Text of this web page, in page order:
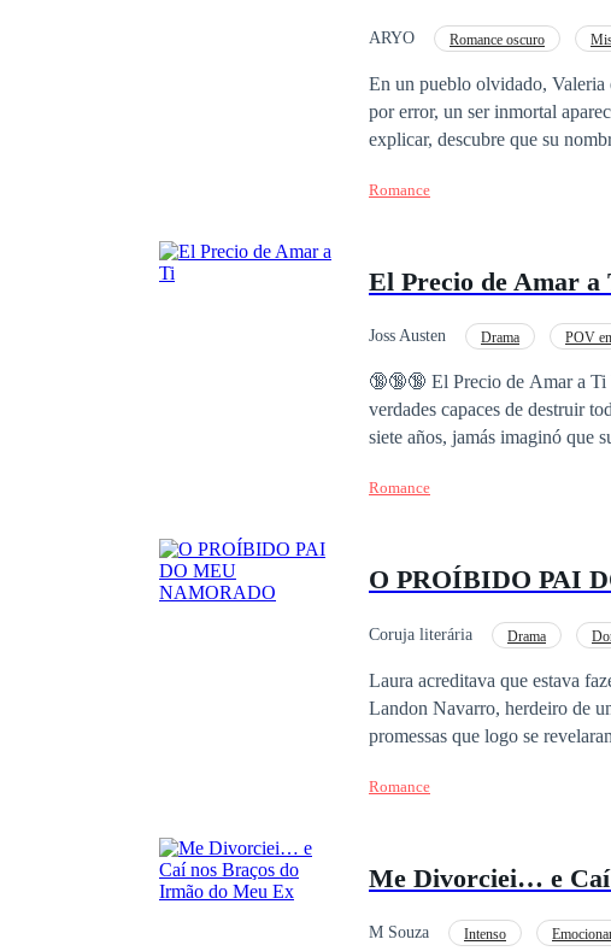
ARYO Romance oscuro
En un pueblo olvidado, Valeria
por error, un ser inmortal
explicar, descubre que su
Romance
El Precio de Amar a
Joss Austen Drama POV
🔞🔞🔞 El Precio de Amar a Ti Un amor prohibido que nace en medio del caos… y que amenaza con revelar
verdades capaces de destruir
siete años, jamás imaginó que
deDark Romance, este libro contiene explícitamente: · Temáticas
tóxicas.
Romance
O PROÍBIDO PAI
Coruja literária Drama
Laura acreditava que estava
Landon Navarro, herdeiro de
promessas que logo se
era Vicent Navarro, o
existir, Laura se vê dividida
o
Romance
Me Divorciei… e Caí
M Souza Intenso